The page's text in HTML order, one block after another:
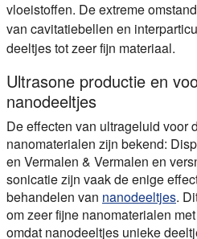
vloeistoffen. De extreme
van cavitatiebellen en
deeltjes tot zeer fijn materiaal.
Ultrasone productie en
nanodeeltjes
De effecten van ultrageluid voor
nanomaterialen zijn bekend:
en Vermalen & Vermalen en
sonicatie zijn vaak de enige
behandelen van nanodeeltjes.
om zeer fijne nanomaterialen
omdat nanodeeltjes unieke